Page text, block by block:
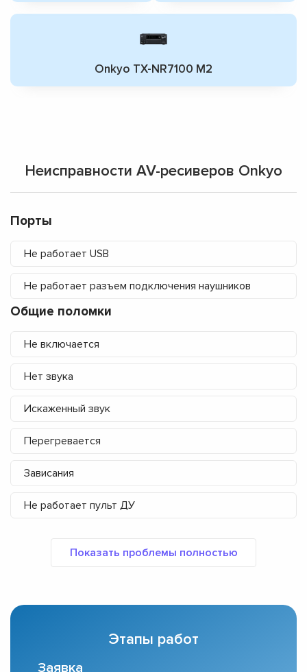
Onkyo TX-NR7100 M2
Неисправности AV-ресиверов Onkyo
Порты
Не работает USB
Не работает разъем подключения наушников
Общие поломки
Не включается
Нет звука
Искаженный звук
Перегревается
Зависания
Не работает пульт ДУ
Этапы работ
Заявка